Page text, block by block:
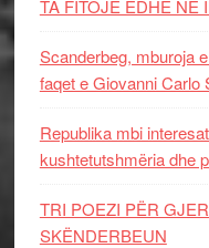
TA FITOJË EDHE NË
Scanderbeg, mburoja
faqet e Giovanni Carlo
Republika mbi
kushtetutshmëria dhe
TRI POEZI PËR
SKËNDERBEUN